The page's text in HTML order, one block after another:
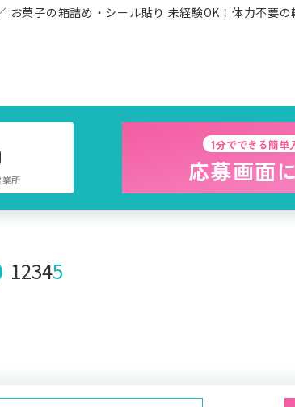
お菓子の箱詰め・シール貼り 未経験OK！体力不要の
所
1分でできる簡単
応募画面
12345